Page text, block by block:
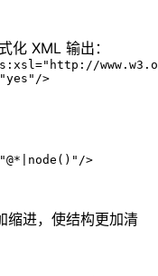
化 XML 输出：
>
>
缩进，使结构更加清